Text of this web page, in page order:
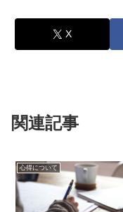
X
関連記事
心得について